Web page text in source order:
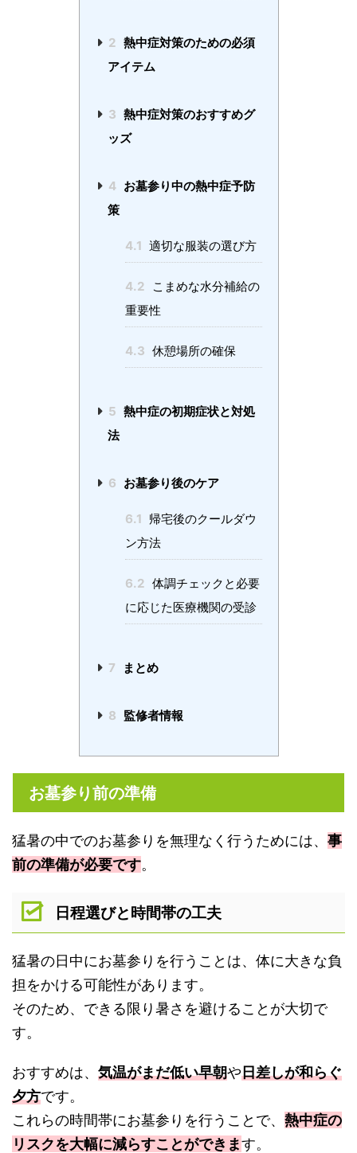
2 熱中症対策のための必須
アイテム
3 熱中症対策のおすすめグ
ッズ
4 お墓参り中の熱中症予防
策
4.1 適切な服装の選び方
4.2
こまめな水分補給の
重要性
4.3 休憩場所の確保
5 熱中症の初期症状と対処
法
6 お墓参り後のケア
6.1 帰宅後のクールダウ
ン方法
6.2 体調チェックと必要
に応じた医療機関の受診
7 まとめ
8 監修者情報
お墓参り前の準備
猛暑の中でのお墓参りを無理なく行うためには、 事
前の準備が必要です。
日程選びと時間帯の工夫
猛暑の日中にお墓参りを行うことは、体に大きな負
担をかける可能性があります。
そのため、できる限り暑さを避けることが大切で
す。
おすすめは、 気温がまだ低い早朝や日差しが和らぐ
夕方です。
これらの時間帯にお墓参りを行うことで、 熱中症の
リスクを大幅に減らすことができます。